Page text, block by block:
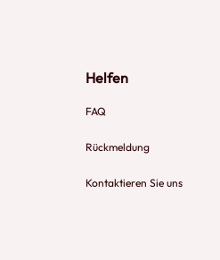
Helfen
FAQ
Rückmeldung
Kontaktieren Sie uns